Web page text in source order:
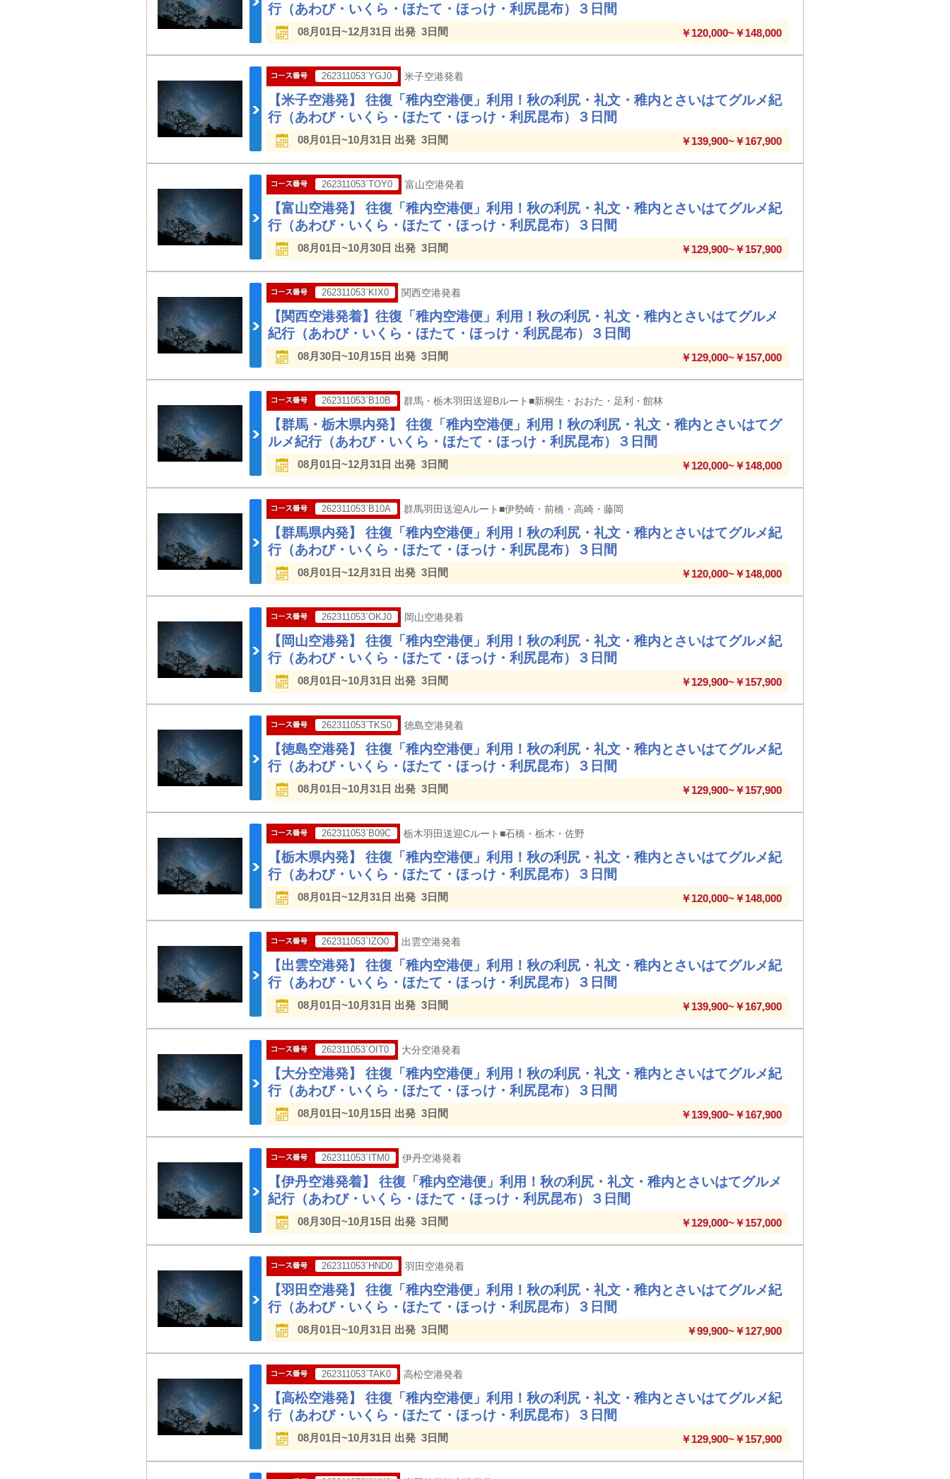
行（あわび・いくら・ほたて・ほっけ・利尻昆布）３日間
08月01日~12月31日 出発 3日間 ￥120,000~￥148,000
262311053`YGJ0 米子空港発着
【米子空港発】 往復「稚内空港便」利用！秋の利尻・礼文・稚内とさいはてグルメ紀
行（あわび・いくら・ほたて・ほっけ・利尻昆布）３日間
08月01日~10月31日 出発 3日間 ￥139,900~￥167,900
262311053`TOY0 富山空港発着
【富山空港発】 往復「稚内空港便」利用！秋の利尻・礼文・稚内とさいはてグルメ紀
行（あわび・いくら・ほたて・ほっけ・利尻昆布）３日間
08月01日~10月30日 出発 3日間 ￥129,900~￥157,900
262311053`KIX0 関西空港発着
【関西空港発着】往復「稚内空港便」利用！秋の利尻・礼文・稚内とさいはてグルメ
紀行（あわび・いくら・ほたて・ほっけ・利尻昆布）３日間
08月30日~10月15日 出発 3日間 ￥129,000~￥157,000
262311053`B10B 群馬・栃木羽田送迎Bルート■新桐生・おおた・足利・館林
【群馬・栃木県内発】 往復「稚内空港便」利用！秋の利尻・礼文・稚内とさいはてグ
ルメ紀行（あわび・いくら・ほたて・ほっけ・利尻昆布）３日間
08月01日~12月31日 出発 3日間 ￥120,000~￥148,000
262311053`B10A 群馬羽田送迎Aルート■伊勢崎・前橋・高崎・藤岡
【群馬県内発】 往復「稚内空港便」利用！秋の利尻・礼文・稚内とさいはてグルメ紀
行（あわび・いくら・ほたて・ほっけ・利尻昆布）３日間
08月01日~12月31日 出発 3日間 ￥120,000~￥148,000
262311053`OKJ0 岡山空港発着
【岡山空港発】 往復「稚内空港便」利用！秋の利尻・礼文・稚内とさいはてグルメ紀
行（あわび・いくら・ほたて・ほっけ・利尻昆布）３日間
08月01日~10月31日 出発 3日間 ￥129,900~￥157,900
262311053`TKS0 徳島空港発着
【徳島空港発】 往復「稚内空港便」利用！秋の利尻・礼文・稚内とさいはてグルメ紀
行（あわび・いくら・ほたて・ほっけ・利尻昆布）３日間
08月01日~10月31日 出発 3日間 ￥129,900~￥157,900
262311053`B09C 栃木羽田送迎Cルート■石橋・栃木・佐野
【栃木県内発】 往復「稚内空港便」利用！秋の利尻・礼文・稚内とさいはてグルメ紀
行（あわび・いくら・ほたて・ほっけ・利尻昆布）３日間
08月01日~12月31日 出発 3日間 ￥120,000~￥148,000
262311053`IZO0 出雲空港発着
【出雲空港発】 往復「稚内空港便」利用！秋の利尻・礼文・稚内とさいはてグルメ紀
行（あわび・いくら・ほたて・ほっけ・利尻昆布）３日間
08月01日~10月31日 出発 3日間 ￥139,900~￥167,900
262311053`OIT0 大分空港発着
【大分空港発】 往復「稚内空港便」利用！秋の利尻・礼文・稚内とさいはてグルメ紀
行（あわび・いくら・ほたて・ほっけ・利尻昆布）３日間
08月01日~10月15日 出発 3日間 ￥139,900~￥167,900
262311053`ITM0 伊丹空港発着
【伊丹空港発着】 往復「稚内空港便」利用！秋の利尻・礼文・稚内とさいはてグルメ
紀行（あわび・いくら・ほたて・ほっけ・利尻昆布）３日間
08月30日~10月15日 出発 3日間 ￥129,000~￥157,000
262311053`HND0 羽田空港発着
【羽田空港発】 往復「稚内空港便」利用！秋の利尻・礼文・稚内とさいはてグルメ紀
行（あわび・いくら・ほたて・ほっけ・利尻昆布）３日間
08月01日~10月31日 出発 3日間 ￥99,900~￥127,900
262311053`TAK0 高松空港発着
【高松空港発】 往復「稚内空港便」利用！秋の利尻・礼文・稚内とさいはてグルメ紀
行（あわび・いくら・ほたて・ほっけ・利尻昆布）３日間
08月01日~10月31日 出発 3日間 ￥129,900~￥157,900